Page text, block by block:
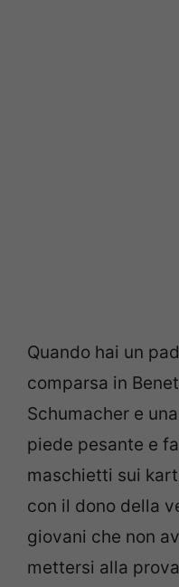
Quando hai un
comparsa in
Schumacher e
piede pesante e
maschietti sui
con il dono della
giovani che non
mettersi alla